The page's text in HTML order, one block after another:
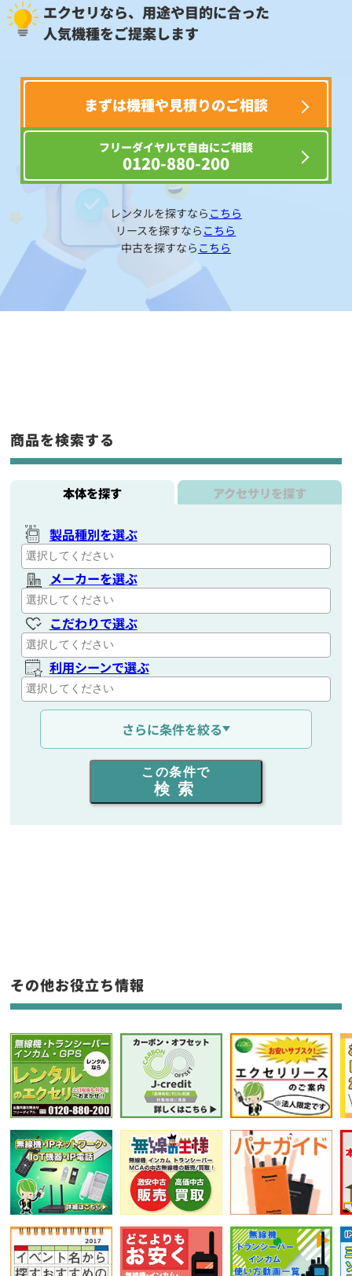
エクセリなら、用途や目的に合った
人気機種をご提案します
まずは機種や見積りのご相談
フリーダイヤルで自由にご相談
0120-880-200
レンタルを探すなら こちら
リースを探すなら こちら
中古を探すなら こちら
商品を検索する
本体を探す アクセサリを探す
製品種別を選ぶ
メーカーを選ぶ
こだわりで選ぶ
利用シーンで選ぶ
通信距離を選ぶ
出力を選ぶ
同時通話人数を選ぶ
フリーワード入力(製品名等)
選択条件をリセット
さらに条件を絞る
この条件で
検索
その他お役立ち情報